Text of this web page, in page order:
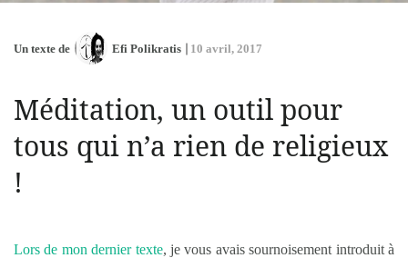
Un texte de Efi Polikratis 10 avril, 2017
Méditation, un outil pour
tous qui n’a rien de religieux
!
Lors de mon dernier texte, je vous avais sournoisement introduit à